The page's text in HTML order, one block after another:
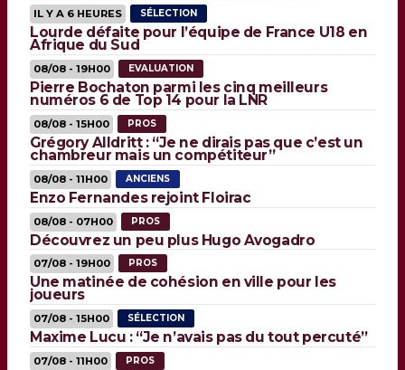
IL Y A 6 HEURES SÉLECTION
Lourde défaite pour l’équipe de France U18 en
Afrique du Sud
08/08 - 19H00 EVALUATION
Pierre Bochaton parmi les cinq meilleurs
numéros 6 de Top 14 pour la LNR
08/08 - 15H00 PROS
Grégory Alldritt : “Je ne dirais pas que c’est un
chambreur mais un compétiteur”
08/08 - 11H00 ANCIENS
Enzo Fernandes rejoint Floirac
08/08 - 07H00 PROS
Découvrez un peu plus Hugo Avogadro
07/08 - 19H00 PROS
Une matinée de cohésion en ville pour les
joueurs
07/08 - 15H00 SÉLECTION
Maxime Lucu : “Je n’avais pas du tout percuté”
07/08 - 11H00 PROS